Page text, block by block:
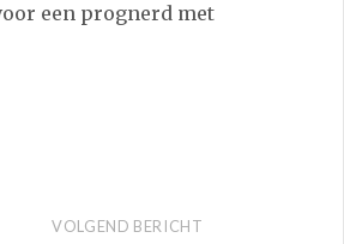
een prognerd met
VOLGEND BERICHT